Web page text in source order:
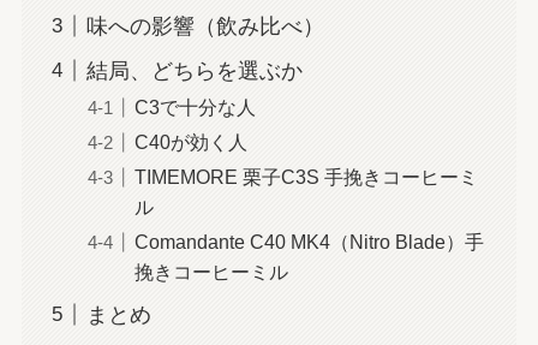
味への影響（飲み比べ）
結局、どちらを選ぶか
C3で十分な人
C40が効く人
TIMEMORE 栗子C3S 手挽きコーヒーミ
ル
Comandante C40 MK4（Nitro Blade）手
挽きコーヒーミル
まとめ